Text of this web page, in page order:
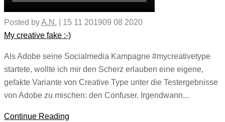
Posted byA.N. 15 11 201909 08 2020
My creative fake :-)
Als Adobe seine Socialmedia Kampagne #mycreativetype
startete, wollte ich mir den Scherz erlauben eine eigene,
gefakte Variante von Creative Type unter die Testergebnisse
von Adobe zu mischen: den Confuser. Irgendwann...
Continue Reading